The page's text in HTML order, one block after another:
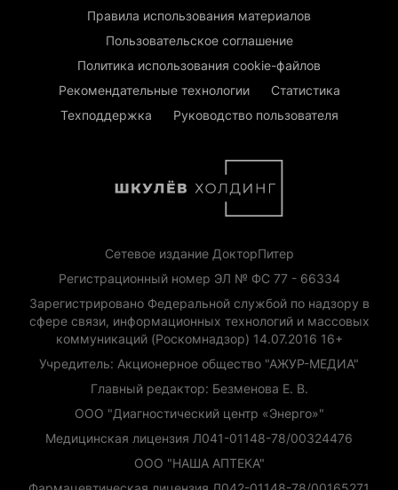
Правила использования материалов
Пользовательское соглашение
Политика использования cookie-файлов
Рекомендательные технологии
Статистика
Техподдержка
Руководство пользователя
Сетевое издание ДокторПитер
Регистрационный номер ЭЛ № ФС 77 - 66334
Зарегистрировано Федеральной службой по надзору в
сфере связи, информационных технологий и массовых
коммуникаций (Роскомнадзор) 14.07.2016 16+
Учредитель: Акционерное общество "АЖУР-МЕДИА"
Главный редактор: Безменова Е. В.
ООО "Диагностический центр «Энерго»"
Медицинская лицензия Л041-01148-78/00324476
ООО "НАША АПТЕКА"